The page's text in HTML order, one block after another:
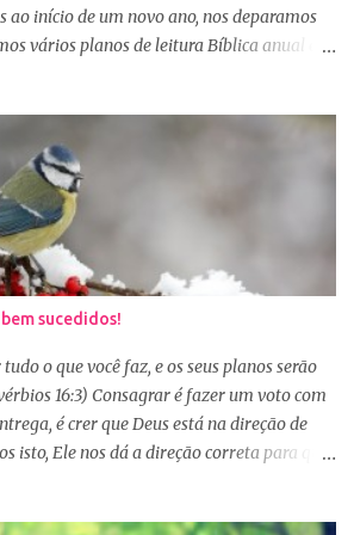
ao início de um novo ano, nos deparamos
vários planos de leitura Bíblica anual e
as mulheres que muitas vezes recebem os
preparar várias coisas, ou então
e os dias se passaram e você não iniciou
um plano de leitura Bíblica que
de janeiro e percebemos que já estamos
e acabamos deixando para o próximo
situação que desanima é iniciar lendo
muitas até conseguem iniciar no dia
como não estão acostumas com a leitura
de entendi...
sucedidos!
o que você faz, e os seus planos serão
16:3) Consagrar é fazer um voto com
é crer que Deus está na direção de
isto, Ele nos dá a direção correta para que